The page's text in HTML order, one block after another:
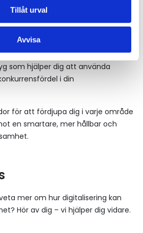
Tillåt urval
Avvisa
eller stärka företagets
här stöd att hämta. I
och vägledningar får du praktiska
som hjälper dig att använda
i din
för att fördjupa dig i varje område
en smartare, mer hållbar och
mer om hur digitalisering kan
Hör av dig – vi hjälper dig vidare.